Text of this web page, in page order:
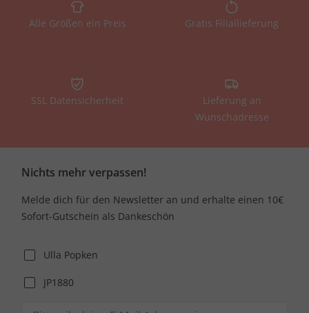
Alle Größen ein Preis Gratis Filiallieferung
SSL Datensicherheit
Lieferung an
Wunschadresse
Nichts mehr verpassen!
Melde dich für den Newsletter an und erhalte einen 10€
Sofort-Gutschein als Dankeschön
Ulla Popken
JP1880